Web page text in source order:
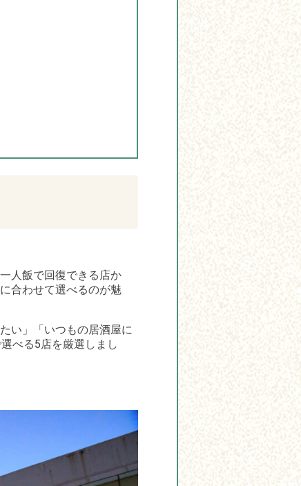
人飯で回復できる店か
合わせて選べるのが魅
い」「いつもの居酒屋に
べる5店を厳選しまし